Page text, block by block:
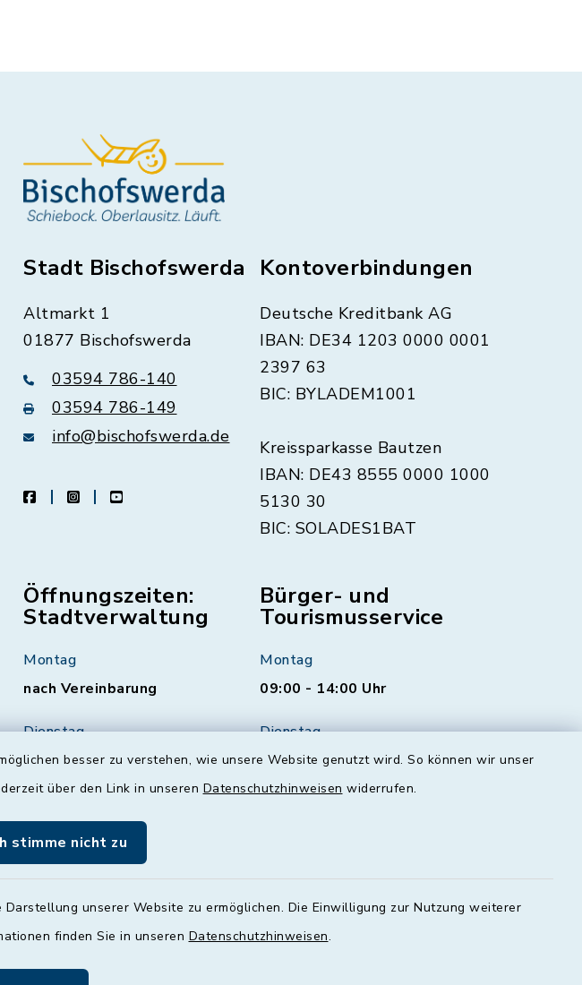
besser zu verstehen, wie unsere Website genutzt wird. So können wir unser
über den Link in unseren Datenschutzhinweisen widerrufen.
stimme nicht zu
unserer Website zu ermöglichen. Die Einwilligung zur Nutzung weiterer
finden Sie in unseren Datenschutzhinweisen.
Stadt Bischofswerda
Altmarkt 1
01877 Bischofswerda
03594 786-140
03594 786-149
info@bischofswerda.de
facebookinstagramyoutube
Kontoverbindungen
Deutsche Kreditbank AG
IBAN: DE34 1203 0000 0001
2397 63
BIC: BYLADEM1001
Kreissparkasse Bautzen
IBAN: DE43 8555 0000 1000
5130 30
BIC: SOLADES1BAT
Öffnungszeiten:
Stadtverwaltung
Montag
nach Vereinbarung
Dienstag
09:00 - 12:00 und 13:00 - 16:00
Uhr
Mittwoch
nach Vereinbarung
Uhr
Bürger- und
Tourismusservice
Montag
09:00 - 14:00 Uhr
Dienstag
09:00 - 12:00 und 13:00 - 18:00
Uhr
Uhr